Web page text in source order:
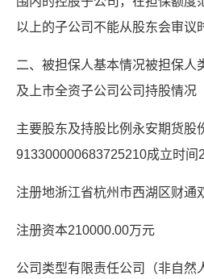
以上的子公司不能从股东会审议
二、被担保人基本情况被担保人
及上市全资子公司公司持股情况
主要股东及持股比例永安期货股
913300000683725210成立时间
注册地浙江省杭州市西湖区财通
注册资本210000.00万元
公司类型有限责任公司（非自然